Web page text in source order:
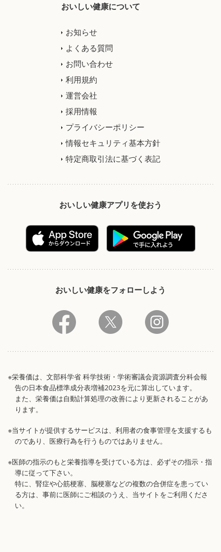
おいしい健康について
お知らせ
よくある質問
お問い合わせ
利用規約
運営会社
採用情報
プライバシーポリシー
情報セキュリティ基本方針
特定商取引法に基づく表記
おいしい健康アプリを使おう
おいしい健康をフォローしよう
※栄養価は、文部科学省 科学技術・学術審議会資源調査分科会報
告の日本食品標準成分表増補2023を元に算出しています。
また、栄養価は自動計算処理の改善により更新されることがあ
ります。
※当サイトが提供するサービスは、利用者の食事管理を支援するも
のであり、医療行為を行うものではありません。
※医師の指示のもと栄養指導を受けている方は、必ずその指示・指
導に従って下さい。
特に、腎症や心筋梗塞、脳梗塞などの複数の合併症を患ってい
る方は、事前に医師にご相談のうえ、当サイトをご利用くださ
い。